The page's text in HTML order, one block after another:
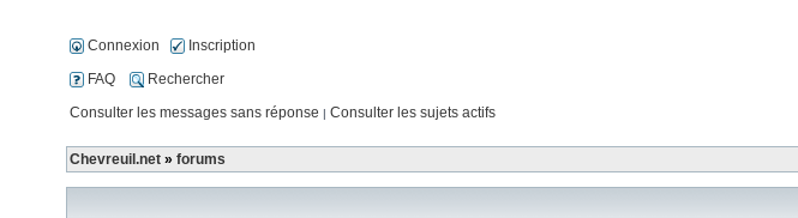
Connexion
Inscription
FAQ
Rechercher
Consulter les messages sans réponse | Consulter les sujets actifs
Chevreuil.net » forums